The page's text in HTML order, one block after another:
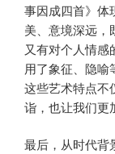
事因成四首》体
美、意境深远，
又有对个人情感
用了象征、隐喻
这些艺术特点不
诣，也让我们更
最后，从时代背